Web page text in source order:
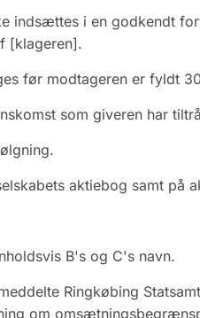
indsættes i en godkendt
[klageren].
før modtageren er fyldt
som giveren har
aktiebog samt på
B's og C's navn.
Ringkøbing
om